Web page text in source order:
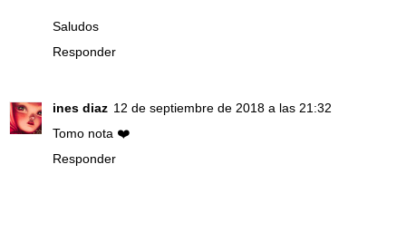
Saludos
Responder
ines diaz 12 de septiembre de 2018 a las 21:32
Tomo nota ❤️
Responder